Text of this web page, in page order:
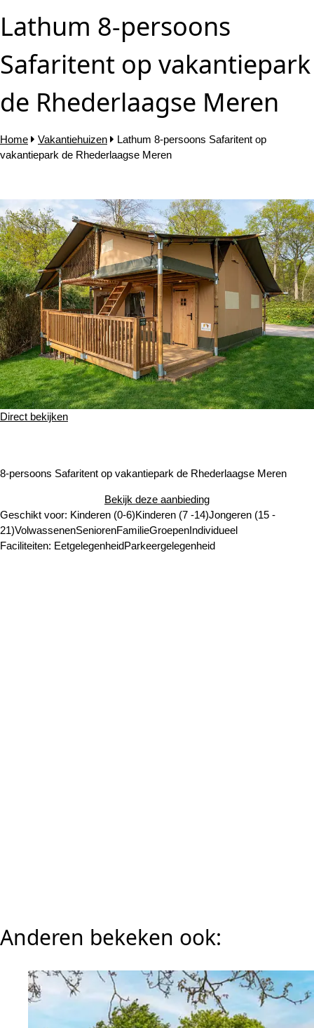
Lathum 8-persoons
Safaritent op vakantiepark
de Rhederlaagse Meren
Home Vakantiehuizen
Lathum 8-persoons Safaritent op
vakantiepark de Rhederlaagse Meren
Direct bekijken
8-persoons Safaritent op vakantiepark de Rhederlaagse Meren
Bekijk deze aanbieding
Geschikt voor: Kinderen (0-6)Kinderen (7 -14)Jongeren (15 -
21)VolwassenenSeniorenFamilieGroepenIndividueel
Faciliteiten: EetgelegenheidParkeergelegenheid
Anderen bekeken ook: